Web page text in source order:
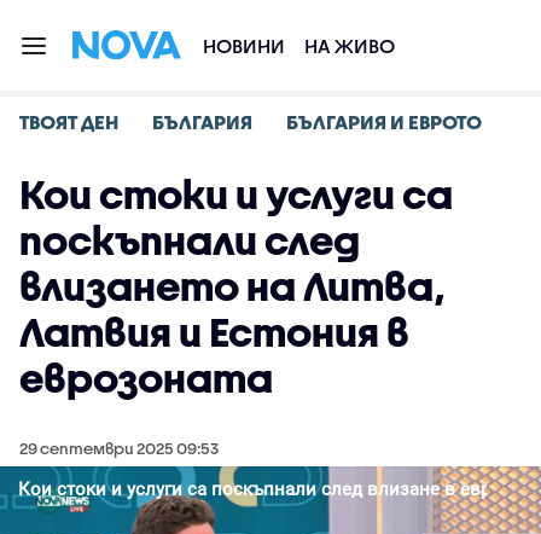
НОВИНИ НА ЖИВО
ТВОЯТ ДЕН БЪЛГАРИЯ БЪЛГАРИЯ И ЕВРОТО
Кои стоки и услуги са
поскъпнали след
влизането на Литва,
Латвия и Естония в
еврозоната
29 септември 2025 09:53